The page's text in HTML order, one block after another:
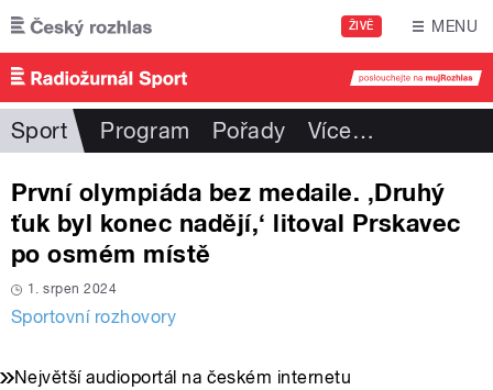
Přejít k hlavnímu obsahu
ŽIVĚ MENU
Sport Program Pořady Více…
První olympiáda bez medaile. ‚Druhý
ťuk byl konec nadějí,‘ litoval Prskavec
po osmém místě
1. srpen 2024
Sportovní rozhovory
Největší audioportál na českém internetu